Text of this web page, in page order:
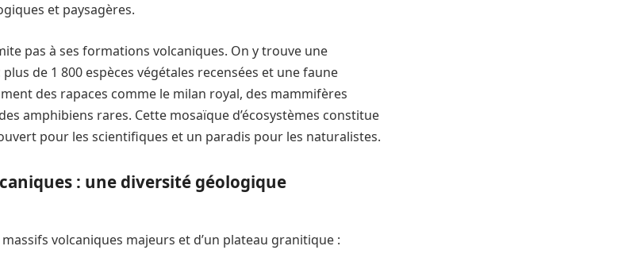
et paysagères.
pas à ses formations volcaniques. On y trouve une
de 1 800 espèces végétales recensées et une faune
des rapaces comme le milan royal, des mammifères
amphibiens rares. Cette mosaïque d’écosystèmes constitue
pour les scientifiques et un paradis pour les naturalistes.
: une diversité géologique
volcaniques majeurs et d’un plateau granitique :